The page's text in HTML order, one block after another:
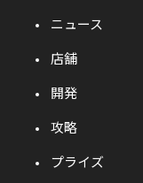
ニュース
店舗
開発
攻略
プライズ